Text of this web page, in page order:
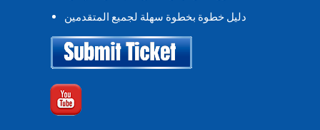
دليل خطوة بخطوة سهلة لجميع المتقدمين